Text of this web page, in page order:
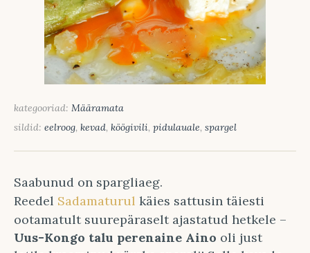
kategooriad: Määramata
sildid: eelroog, kevad, köögivili, pidulauale, spargel
Saabunud on spargliaeg.
Reedel Sadamaturul käies sattusin täiesti
ootamatult suurepäraselt ajastatud hetkele –
Uus-Kongo talu perenaine Aino oli just